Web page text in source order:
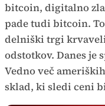
bitcoin, digitalno
pade tudi bitcoin.
delniški trgi
odstotkov. Danes je
Vedno več
sklad, ki sledi ceni